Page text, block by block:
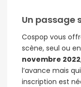
Un passage
Cospop vous
scène, seul ou
novembre 2022
l’avance mais
inscription est